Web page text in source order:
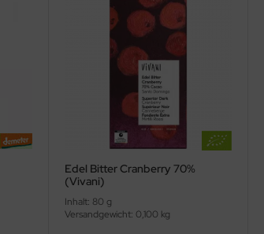
Edel Bitter Cranberry 70%
(Vivani)
Inhalt: 80 g
Versandgewicht: 0,100 kg